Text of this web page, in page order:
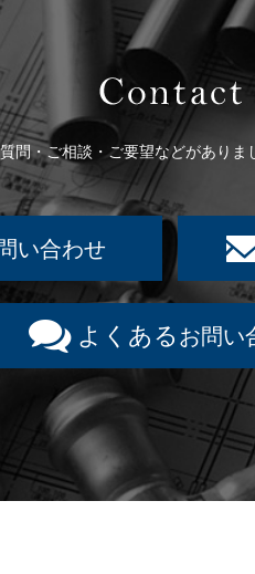
問・ご相談・ご要望などがありま
い合わせ
よくある お問い